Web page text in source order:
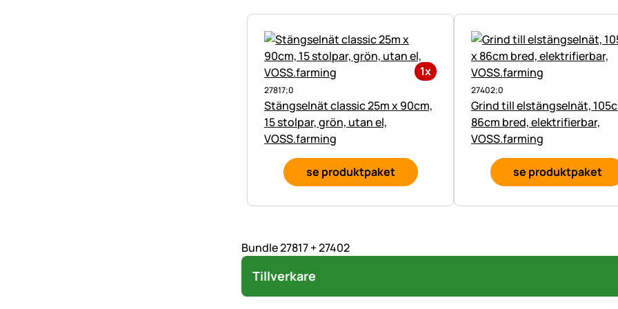
1x
27817;0
Stängselnät classic 25m x 90cm,
15 stolpar, grön, utan el,
VOSS.farming
se produktpaket
27402;0
Grind till elstängselnät,
86cm bred, elektrifierbar,
VOSS.farming
se produktpaket
Bundle 27817 + 27402
Tillverkare